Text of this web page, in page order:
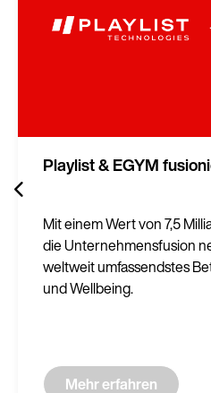
Playlist & EGYM
Mit einem Wert von 7,5
die Unternehmensfusion
weltweit umfassendstes
und Wellbeing.
Mehr erfahren